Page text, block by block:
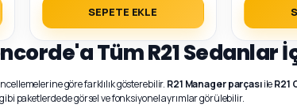
SEPETE EKLE
Tüm R21 Sedanlar
göre farklılık gösterebilir. R21 Manager parçasıileR21
gibi paketlerde de görsel ve fonksiyonel ayrımlar görülebilir.